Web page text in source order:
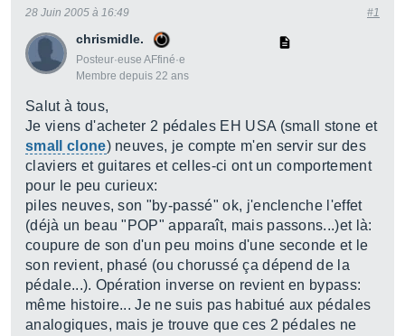
chrismidle.
Posteur·euse AFfiné·e
Membre depuis 22 ans
28 Juin 2005 à 16:49 #1
Salut à tous,
Je viens d'acheter 2 pédales EH USA (small stone et
small clone) neuves, je compte m'en servir sur des
claviers et guitares et celles-ci ont un comportement
pour le peu curieux:
piles neuves, son "by-passé" ok, j'enclenche l'effet
(déjà un beau "POP" apparaît, mais passons...)et là:
coupure de son d'un peu moins d'une seconde et le
son revient, phasé (ou chorussé ça dépend de la
pédale...). Opération inverse on revient en bypass:
même histoire... Je ne suis pas habitué aux pédales
analogiques, mais je trouve que ces 2 pédales ne